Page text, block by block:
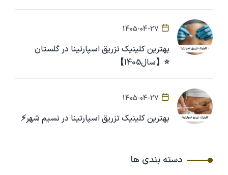
1405-04-27
بهترین کلینیک تزریق اسپارتینا در گلستان
⭐【سال1405】
1405-04-27
بهترین کلینیک تزریق اسپارتینا در نسیم شهر⚡
دسته بندی ها